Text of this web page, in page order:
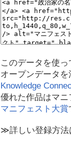
このデータを使
オープンデータを
Knowledge
優れた作品はマニ
マニフェスト大賞
≫詳しい登録方法